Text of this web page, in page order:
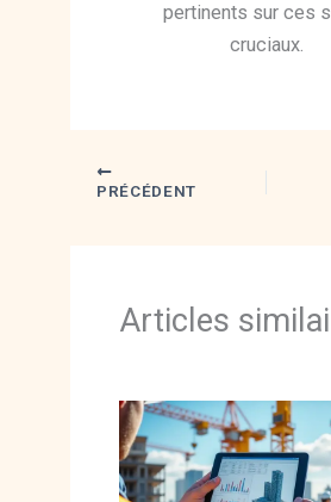
pertinents sur ces
cruciaux.
PRÉCÉDENT
Articles